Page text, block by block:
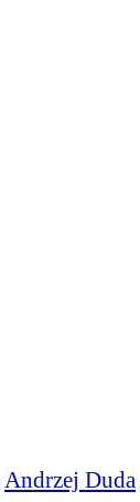
Andrzej Duda